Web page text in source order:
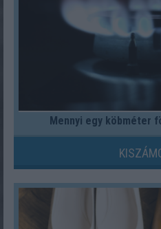
Mennyi egy köbméter